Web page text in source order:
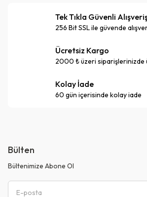
Tek Tıkla Güvenli
256 Bit SSL ile güvende
Ücretsiz Kargo
2000 ₺ üzeri siparişlerinizde
Kolay İade
60 gün içerisinde kolay iade
Bülten
Bültenimize Abone Ol